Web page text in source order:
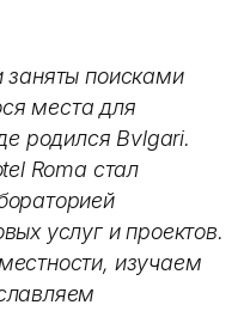
заняты поисками
места для
родился Bvlgari.
Roma стал
услуг и проектов.
изучаем